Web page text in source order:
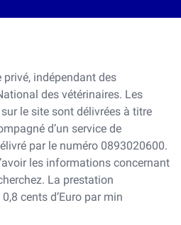
privé, indépendant des
des vétérinaires. Les
le site sont délivrées à titre
d’un service de
par le numéro 0893020600.
les informations concernant
La prestation
cents d’Euro par min